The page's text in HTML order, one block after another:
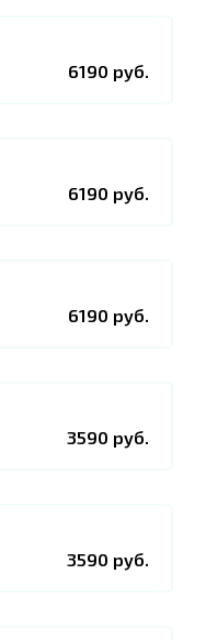
6190 руб.
6190 руб.
6190 руб.
3590 руб.
3590 руб.